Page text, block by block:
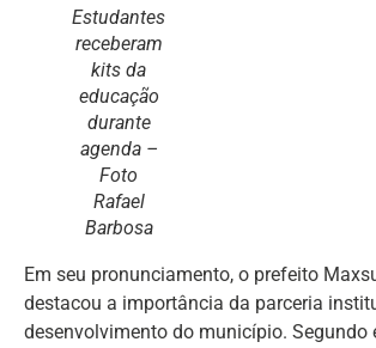
Estudantes
receberam
kits da
educação
durante
agenda –
Foto
Rafael
Barbosa
Em seu pronunciamento, o prefeito
destacou a importância da parceria
desenvolvimento do município. Segundo